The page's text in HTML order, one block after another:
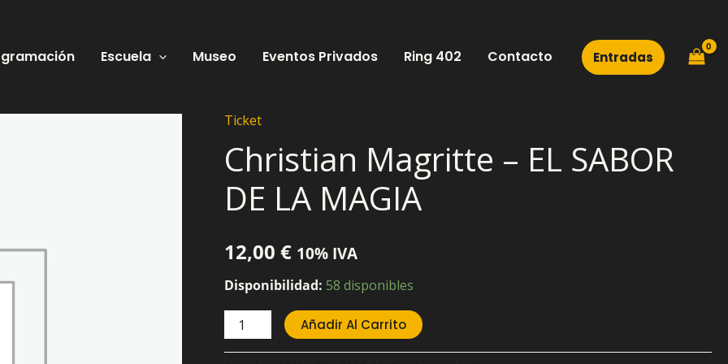
Escuela Museo Eventos Privados Ring 402 Contacto Entradas
Ticket
Christian Magritte – EL SABOR
DE LA MAGIA
12,00€ 10% IVA
Disponibilidad: 58 disponibles
Christian
Magritte
–
EL
DE
MAGIA
cantidad
Añadir Al Carrito